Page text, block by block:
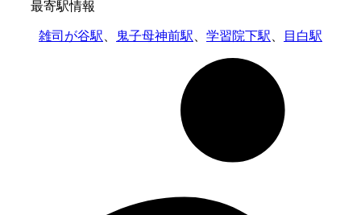
最寄駅情報
雑司が谷駅 鬼子母神前駅 学習院下駅 目白駅